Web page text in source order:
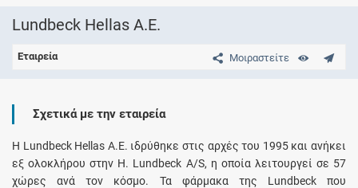
Lundbeck Hellas A.E.
Μοιραστείτε
Εταιρεία
Σχετικά με την εταιρεία
Η Lundbeck Hellas A.Ε. ιδρύθηκε στις αρχές του 1995 και ανήκει
εξ ολοκλήρου στην H. Lundbeck Α/S, η οποία λειτουργεί σε 57
χώρες ανά τον κόσμο. Τα φάρμακα της Lundbeck που